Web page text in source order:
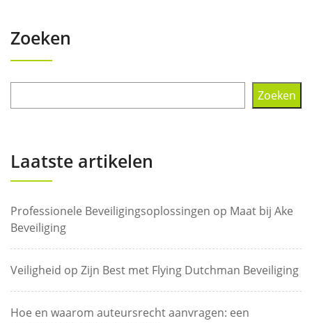
Zoeken
Zoeken
Laatste artikelen
Professionele Beveiligingsoplossingen op Maat bij Ake
Beveiliging
Veiligheid op Zijn Best met Flying Dutchman Beveiliging
Hoe en waarom auteursrecht aanvragen: een